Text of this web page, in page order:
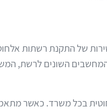
של התקנת רשתות
המחשבים השונים לרשת,
בכל משרד. כאשר